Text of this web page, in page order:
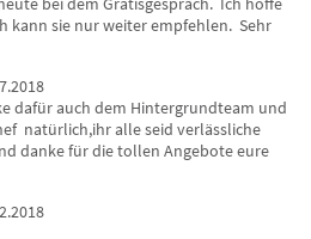
kann sie nur weiter empfehlen. Sehr
dafür auch dem Hintergrundteam und
natürlich,ihr alle seid verlässliche
danke für die tollen Angebote eure